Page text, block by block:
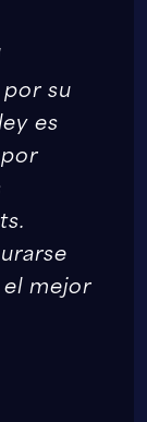
su
es
mejor